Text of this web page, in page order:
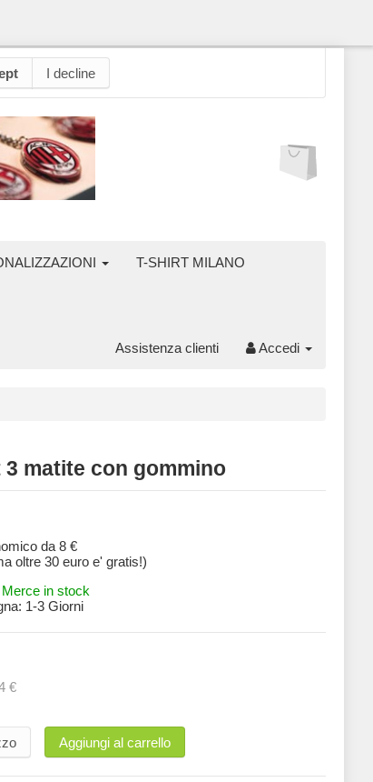
I decline
T-SHIRT MILANO
Assistenza clienti Accedi
3 matite con gommino
da 8 €
oltre 30 euro e' gratis!)
Merce in stock
1-3 Giorni
€
Aggiungi al carrello